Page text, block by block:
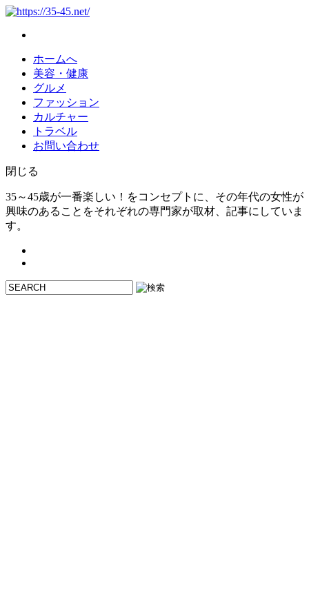
ホームへ
美容・健康
グルメ
ファッション
カルチャー
トラベル
お問い合わせ
閉じる
35～45歳が一番楽しい！をコンセプトに、その年代の女性が
興味のあることをそれぞれの専門家が取材、記事にしていま
す。